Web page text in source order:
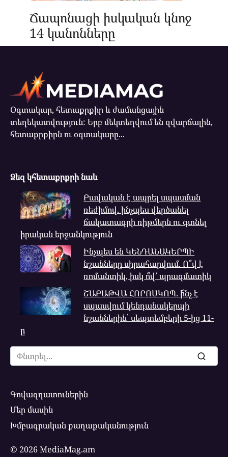
Ճապոնացի իսկական կնոջ
14 կանոնները
Օգտակար, հետաքրքիր և ժամանցային
տեղեկատվություն: Երբ մեկտեղվում են զվարճալին,
հետաքրքիրն ու օգտակարը...
Ձեզ կհետաքրքրի նաև
Բավական է ապրել սպասման
ռեժիմով. ինչպես վերծանել
ճակատագրի ռիթմերն ու գտնել
իրական երջանկություն
Ինչպես են ԿԵՆԴԱՆԱԿԵՐՊԻ
նշանները սիրահարվում. Ո՞վ է
ռոմանտիկ, իսկ ո՞վ՝ պրագմատիկ
ՇԱԲԱԹՎԱ ՀՈՐՈՍԿՈՊ. ի՞նչ է
սպասվում կենդանակերպի
նշաններին՝ սեպտեմբերի 5-ից 11-
ը
Search
for:
Գովազդատուներին
Մեր մասին
Խմբագրական քաղաքականություն
© 2026 MediaMag.am